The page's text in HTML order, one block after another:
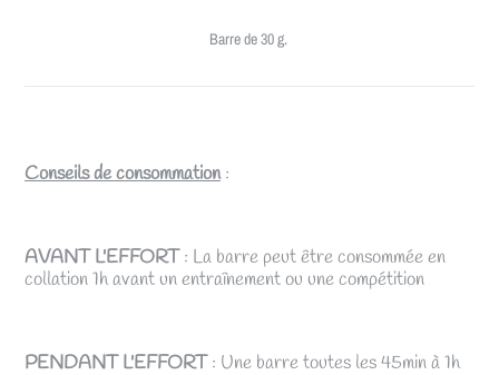
Barre de 30 g.
Conseils de consommation:
AVANT L'EFFORT: La barre peut être consommée en
collation 1h avant un entraînement ou une compétition
PENDANT L'EFFORT: Une barre toutes les 45min à 1h